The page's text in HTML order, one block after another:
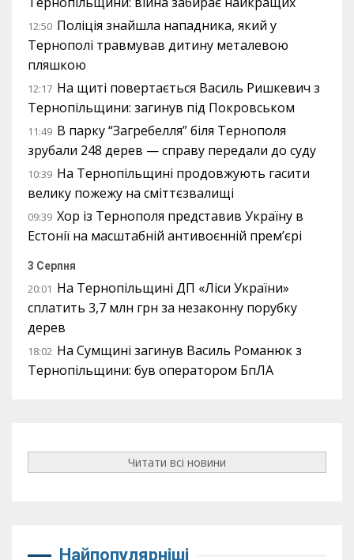
12:50 Поліція знайшла нападника, який у
Тернополі травмував дитину металевою
пляшкою
12:17 На щиті повертається Василь Ришкевич з
Тернопільщини: загинув під Покровськом
11:49 В парку “Загребелля” біля Тернополя
зрубали 248 дерев — справу передали до суду
10:39 На Тернопільщині продовжують гасити
велику пожежу на сміттєзвалищі
09:39 Хор із Тернополя представив Україну в
Естонії на масштабній антивоєнній прем’єрі
3 Серпня
20:01 На Тернопільщині ДП «Ліси України»
сплатить 3,7 млн грн за незаконну порубку
дерев
18:02 На Сумщині загинув Василь Романюк з
Тернопільщини: був оператором БпЛА
Читати всі новини
Найпопулярніші